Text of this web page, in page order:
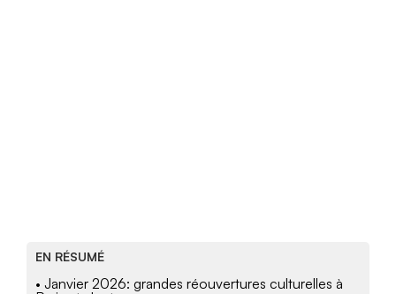
EN RÉSUMÉ
• Janvier 2026: grandes réouvertures culturelles à